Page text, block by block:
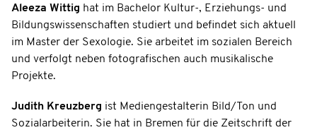
Aleeza Wittig hat im Bachelor Kultur-, Erziehungs- und
Bildungswissenschaften studiert und befindet sich aktuell
im Master der Sexologie. Sie arbeitet im sozialen Bereich
und verfolgt neben fotografischen auch musikalische
Projekte.
Judith Kreuzberg ist Mediengestalterin Bild/Ton und
Sozialarbeiterin. Sie hat in Bremen für die Zeitschrift der